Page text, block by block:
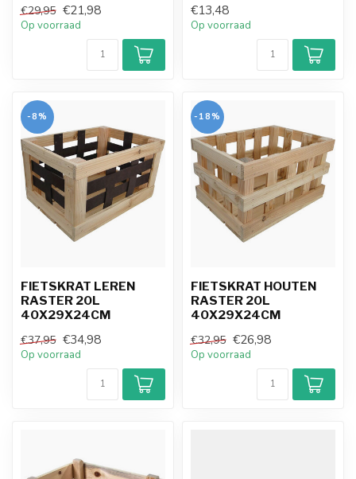
€29,95 €21,98
Op voorraad
€13,48
Op voorraad
-8%
FIETSKRAT LEREN
RASTER 20L
40X29X24CM
€37,95 €34,98
Op voorraad
-18%
FIETSKRAT HOUTEN
RASTER 20L
40X29X24CM
€32,95 €26,98
Op voorraad